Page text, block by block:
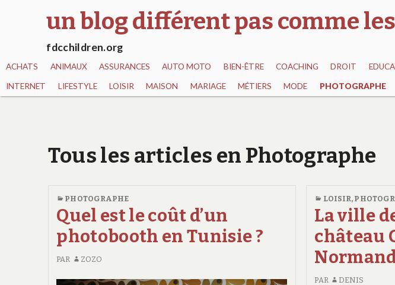
un blog différent pas comme
fdcchildren.org
ACHATS ANIMAUX ASSURANCES AUTO MOTO BIEN-ÊTRE COACHING DROIT
INTERNET LIFESTYLE LOISIR MAISON MARIAGE MÉTIERS MODE PHOTOGRAPHE
Tous les articles en Photographe
PHOTOGRAPHE
Quel est le coût d’un
photobooth en Tunisie ?
PAR ZOZO
LOISIR,
La ville
château
PAR DENIS